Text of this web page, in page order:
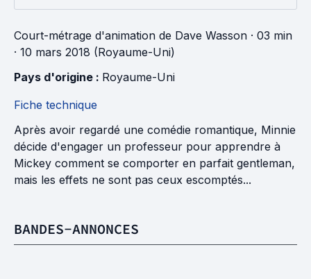
Court-métrage d'animation de Dave Wasson · 03 min
· 10 mars 2018 (Royaume-Uni)
Pays d'origine : Royaume-Uni
Fiche technique
Après avoir regardé une comédie romantique, Minnie
décide d'engager un professeur pour apprendre à
Mickey comment se comporter en parfait gentleman,
mais les effets ne sont pas ceux escomptés...
BANDES-ANNONCES